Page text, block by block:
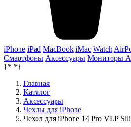
iPhone iPad MacBook iMac Watch
Смартфоны Аксессуары Мониторы
{* *}
Главная
Каталог
Аксессуары
Чехлы для iPhone
Чехол для iPhone 14 Pro VLP